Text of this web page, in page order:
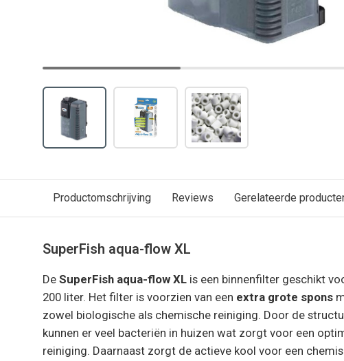
Productomschrijving Reviews Gerelateerde
SuperFish aqua-flow XL
De SuperFish aqua-flow XL is een binnenfilter geschikt
200 liter. Het filter is voorzien van een extra grote spons
zowel biologische als chemische reiniging. Door de
kunnen er veel bacteriën in huizen wat zorgt voor een
reiniging. Daarnaast zorgt de actieve kool voor een